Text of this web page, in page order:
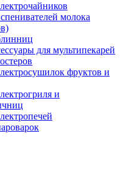
молока
для мультипекарей
фруктов и
и